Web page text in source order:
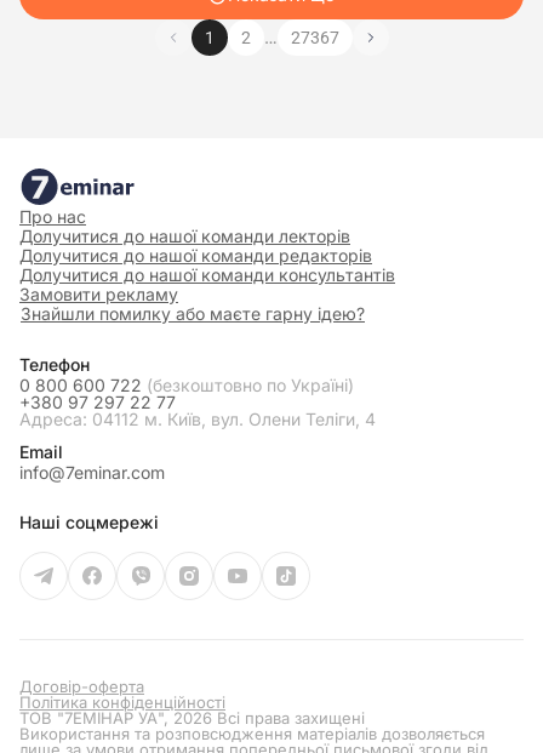
1 2 … 27367
Про нас
Долучитися до нашої команди лекторів
Долучитися до нашої команди редакторів
Долучитися до нашої команди консультантів
Замовити рекламу
Знайшли помилку або маєте гарну ідею?
Телефон
0 800 600 722 (безкоштовно по Україні)
+380 97 297 22 77
Адреса: 04112 м. Київ, вул. Олени Теліги, 4
Email
info@7eminar.com
Наші соцмережі
Договір-оферта
Політика конфіденційності
ТОВ "7ЕМІНАР УА", 2026 Всі права захищені
Використання та розповсюдження матеріалів дозволяється